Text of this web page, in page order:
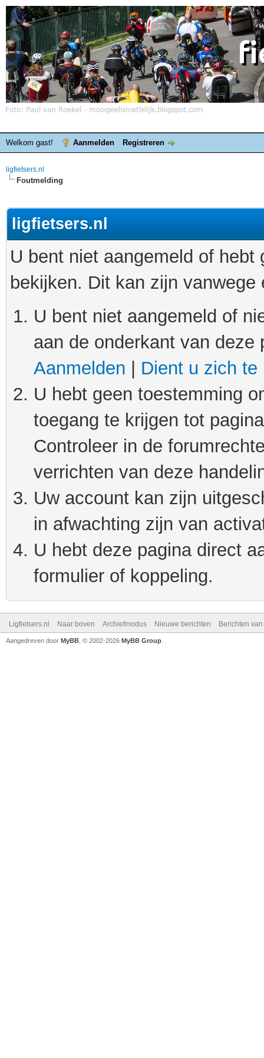
Welkom gast! Aanmelden Registreren
ligfietsers.nl
Foutmelding
ligfietsers.nl
U bent niet aangemeld of
bekijken. Dit kan zijn
U bent niet aangemeld of
aan de onderkant van
Aanmelden
Dient u zich te
U hebt geen toestemming
toegang te krijgen tot
Controleer in de
verrichten van deze
Uw account kan zijn
in afwachting zijn van
U hebt deze pagina direct
formulier of koppeling.
Ligfietsers.nl Naar boven Archiefmodus Nieuwe berichten Berichten
Aangedreven door MyBB , © 2002-2026 MyBB Group